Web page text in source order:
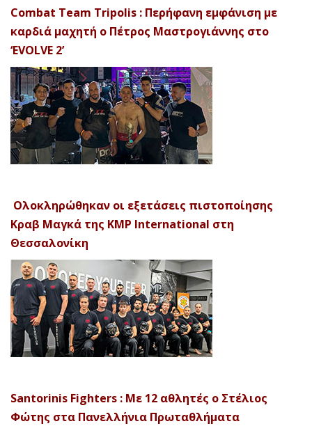
Combat Team Tripolis : Περήφανη εμφάνιση με
καρδιά μαχητή ο Πέτρος Μαστρογιάννης στο
‘EVOLVE 2’
Ολοκληρώθηκαν οι εξετάσεις πιστοποίησης
Κραβ Μαγκά της KMP International στη
Θεσσαλονίκη
Santorinis Fighters : Με 12 αθλητές ο Στέλιος
Φώτης στα Πανελλήνια Πρωταθλήματα